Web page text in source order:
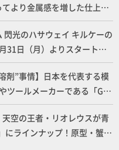
より金属感を増した仕上が
閃光のハサウェイ キルケーの
31日（月）よりスタート！
信
剤”事情】日本を代表する模
ツールメーカーである「GSI
塗料の未来とは？
天空の王者・リオレウスが青
にラインナップ！原型・蟹蟲